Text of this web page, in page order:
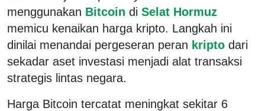
menggunakan Bitcoin di Selat Hormuz
memicu kenaikan harga kripto. Langkah ini
dinilai menandai pergeseran peran kripto dari
sekadar aset investasi menjadi alat transaksi
strategis lintas negara.
Harga Bitcoin tercatat meningkat sekitar 6